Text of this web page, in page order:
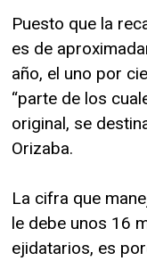
Puesto que la
es de
año, el uno por
“parte de los
original, se
Orizaba.
La cifra que
le debe unos 16
ejidatarios, es